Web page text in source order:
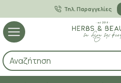
Τηλ. Παραγγελίες